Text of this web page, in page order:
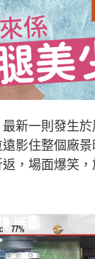
新一則發生
影住整個廠
，場面爆笑，